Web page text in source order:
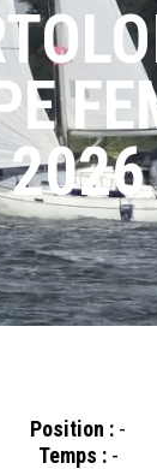
2026
Position : -
Temps :-